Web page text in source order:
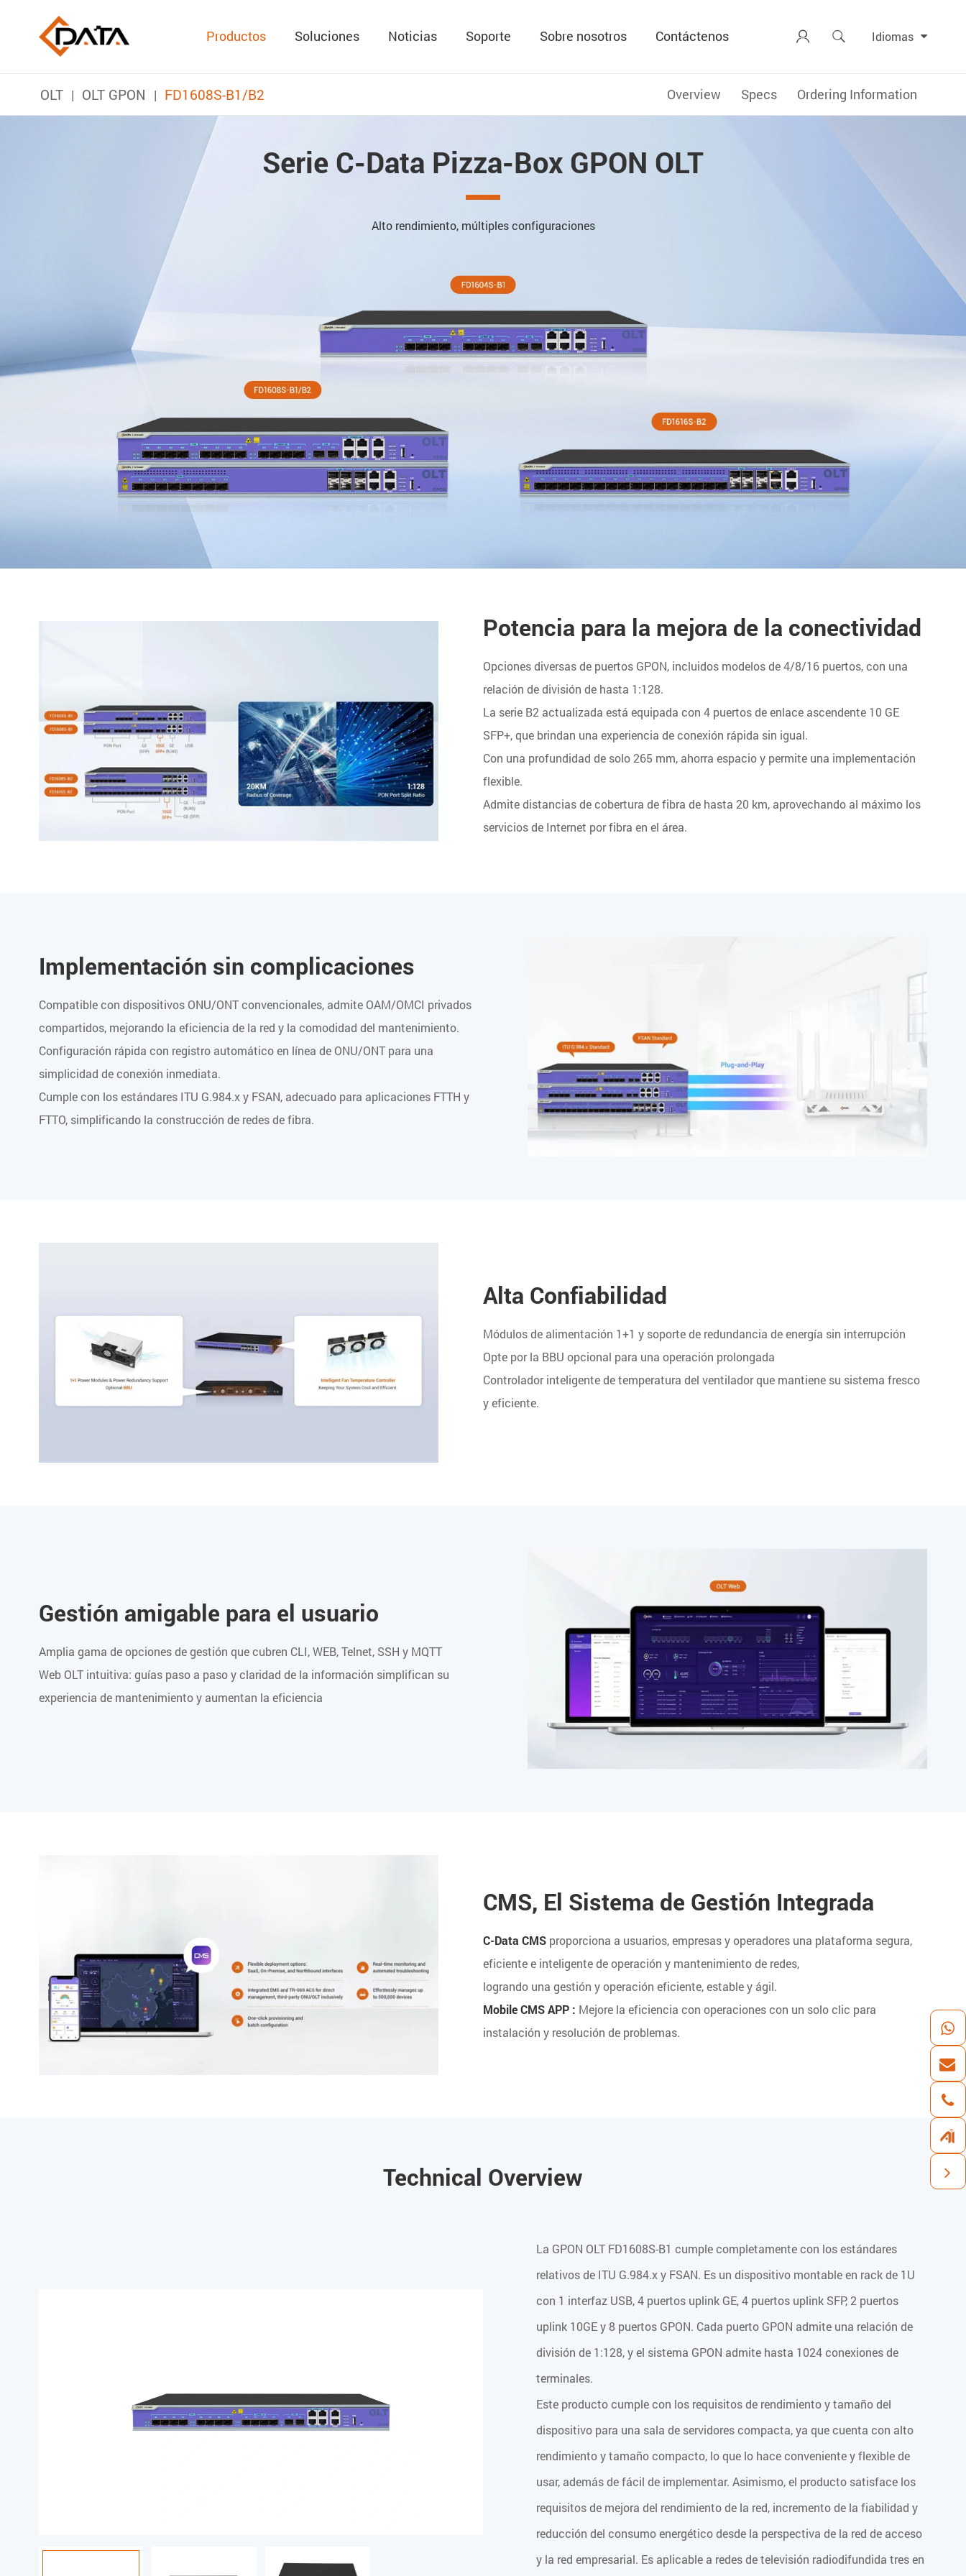
Productos Soluciones Noticias Soporte Sobre nosotros Contáctenos   Idiomas
OLT OLT GPON FD1608S-B1/B2 Overview Specs Ordering Information
Serie C-Data Pizza-Box GPON OLT
Alto rendimiento, múltiples configuraciones
Potencia para la mejora de la conectividad
Opciones diversas de puertos GPON, incluidos modelos de 4/8/16 puertos, con una
relación de división de hasta 1:128.
La serie B2 actualizada está equipada con 4 puertos de enlace ascendente 10 GE
SFP+, que brindan una experiencia de conexión rápida sin igual.
Con una profundidad de solo 265 mm, ahorra espacio y permite una implementación
flexible.
Admite distancias de cobertura de fibra de hasta 20 km, aprovechando al máximo los
servicios de Internet por fibra en el área.
Implementación sin complicaciones
Compatible con dispositivos ONU/ONT convencionales, admite OAM/OMCI privados
compartidos, mejorando la eficiencia de la red y la comodidad del mantenimiento.
Configuración rápida con registro automático en línea de ONU/ONT para una
simplicidad de conexión inmediata.
Cumple con los estándares ITU G.984.x y FSAN, adecuado para aplicaciones FTTH y
FTTO, simplificando la construcción de redes de fibra.
Alta Confiabilidad
Módulos de alimentación 1+1 y soporte de redundancia de energía sin interrupción
Opte por la BBU opcional para una operación prolongada
Controlador inteligente de temperatura del ventilador que mantiene su sistema fresco
y eficiente.
Gestión amigable para el usuario
Amplia gama de opciones de gestión que cubren CLI, WEB, Telnet, SSH y MQTT
Web OLT intuitiva: guías paso a paso y claridad de la información simplifican su
experiencia de mantenimiento y aumentan la eficiencia
CMS, El Sistema de Gestión Integrada
C-Data CMS proporciona a usuarios, empresas y operadores una plataforma segura,
eficiente e inteligente de operación y mantenimiento de redes,
logrando una gestión y operación eficiente, estable y ágil.
Mobile CMS APP : Mejore la eficiencia con operaciones con un solo clic para
instalación y resolución de problemas.
Technical Overview
La GPON OLT FD1608S-B1 cumple completamente con los estándares
relativos de ITU G.984.x y FSAN. Es un dispositivo montable en rack de 1U
con 1 interfaz USB, 4 puertos uplink GE, 4 puertos uplink SFP, 2 puertos
uplink 10GE y 8 puertos GPON. Cada puerto GPON admite una relación de
división de 1:128, y el sistema GPON admite hasta 1024 conexiones de
terminales.
Este producto cumple con los requisitos de rendimiento y tamaño del
dispositivo para una sala de servidores compacta, ya que cuenta con alto
rendimiento y tamaño compacto, lo que lo hace conveniente y flexible de
usar, además de fácil de implementar. Asimismo, el producto satisface los
requisitos de mejora del rendimiento de la red, incremento de la fiabilidad y
reducción del consumo energético desde la perspectiva de la red de acceso
y la red empresarial. Es aplicable a redes de televisión radiodifundida tres en